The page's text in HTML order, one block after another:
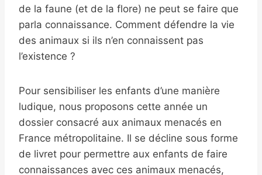
de la faune (et de la flore) ne peut se faire que
parla connaissance. Comment défendre la vie
des animaux si ils n’en connaissent pas
l’existence ?
Pour sensibiliser les enfants d’une manière
ludique, nous proposons cette année un
dossier consacré aux animaux menacés en
France métropolitaine. Il se décline sous forme
de livret pour permettre aux enfants de faire
connaissances avec ces animaux menacés,